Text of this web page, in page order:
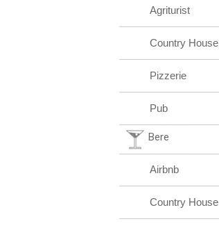
Agriturist
Country House
Pizzerie
Pub
Bere
Airbnb
Country House